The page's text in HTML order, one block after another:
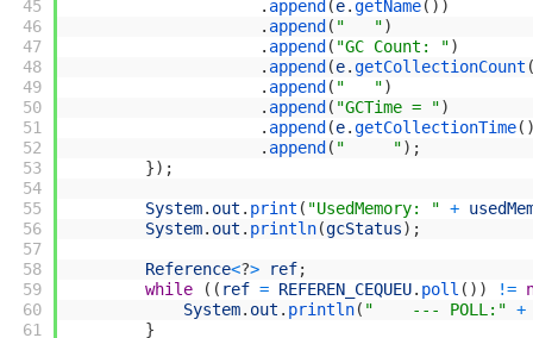
45
46
47
48
49
50
51
52
53
54
55
56
57
58
59
60
61
. append (e.getName( ) )
. append ( "   ")
. append ( "GC Count: ")
. append (e.getCollectionCount
. append ( "   ")
. append ( "GCTime = ")
. append (e.getCollectionTime(
. append ( "     ") ;
}) ;
System. out . print ( "UsedMemory: " +
System. out . println(gcStatus) ;
Reference<?> ref;
while
( ( ref = REFEREN_CEQUEU. poll ( ) ) !=
System. out . println( "    --- POLL:" +
}